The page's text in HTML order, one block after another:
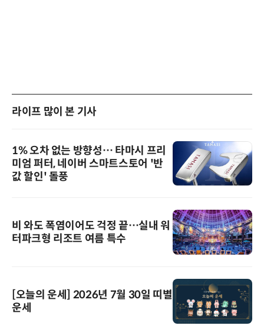
라이프 많이 본 기사
1% 오차 없는 방향성… 타마시 프리
미엄 퍼터, 네이버 스마트스토어 '반
값 할인' 돌풍
비 와도 폭염이어도 걱정 끝…실내 워
터파크형 리조트 여름 특수
[오늘의 운세] 2026년 7월 30일 띠별
운세